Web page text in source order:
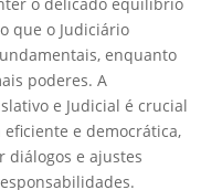
que o Judiciário
enquanto
poderes. A
e Judicial é crucial
e democrática,
e ajustes